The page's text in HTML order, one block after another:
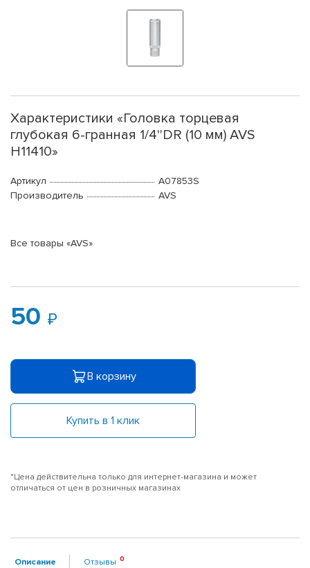
Характеристики «Головка торцевая
глубокая 6-гранная 1/4''DR (10 мм) AVS
H11410»
Артикул
A07853S
Производитель
AVS
Все товары «AVS»
50
В корзину
Купить в 1 клик
*Цена действительна только для интернет-магазина и может
отличаться от цен в розничных магазинах
Описание Отзывы